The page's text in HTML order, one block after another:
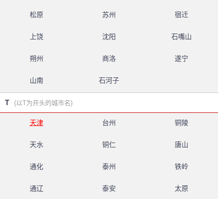
松原 苏州 宿迁
上饶 沈阳 石嘴山
朔州 商洛 遂宁
山南 石河子
T (以T为开头的城市名)
天津 台州 铜陵
天水 铜仁 唐山
通化 泰州 铁岭
通辽 泰安 太原